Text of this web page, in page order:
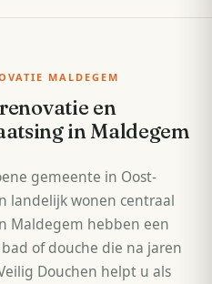
MALDEGEM
en
in Maldegem
gemeente in Oost-
landelijk wonen centraal
Maldegem hebben een
of douche die na jaren
Douchen helpt u als